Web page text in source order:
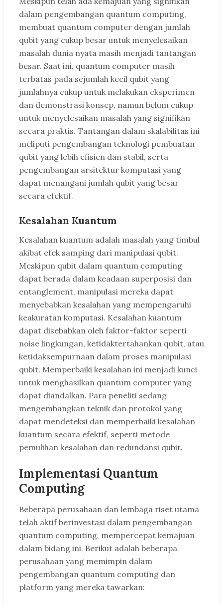
dalam pengembangan quantum computing,
membuat quantum computer dengan jumlah
qubit yang cukup besar untuk menyelesaikan
masalah dunia nyata masih menjadi tantangan
besar. Saat ini, quantum computer masih
terbatas pada sejumlah kecil qubit yang
jumlahnya cukup untuk melakukan eksperimen
dan demonstrasi konsep, namun belum cukup
untuk menyelesaikan masalah yang signifikan
secara praktis. Tantangan dalam skalabilitas ini
meliputi pengembangan teknologi pembuatan
qubit yang lebih efisien dan stabil, serta
pengembangan arsitektur komputasi yang
dapat menangani jumlah qubit yang besar
secara efektif.
Kesalahan Kuantum
Kesalahan kuantum adalah masalah yang timbul
akibat efek samping dari manipulasi qubit.
Meskipun qubit dalam quantum computing
dapat berada dalam keadaan superposisi dan
entanglement, manipulasi mereka dapat
menyebabkan kesalahan yang mempengaruhi
keakuratan komputasi. Kesalahan kuantum
dapat disebabkan oleh faktor-faktor seperti
noise lingkungan, ketidaktertahankan qubit, atau
ketidaksempurnaan dalam proses manipulasi
qubit. Memperbaiki kesalahan ini menjadi kunci
untuk menghasilkan quantum computer yang
dapat diandalkan. Para peneliti sedang
mengembangkan teknik dan protokol yang
dapat mendeteksi dan memperbaiki kesalahan
kuantum secara efektif, seperti metode
pemulihan kesalahan dan redundansi qubit.
Implementasi Quantum
Computing
Beberapa perusahaan dan lembaga riset utama
telah aktif berinvestasi dalam pengembangan
quantum computing, mempercepat kemajuan
dalam bidang ini. Berikut adalah beberapa
perusahaan yang memimpin dalam
pengembangan quantum computing dan
platform yang mereka tawarkan: